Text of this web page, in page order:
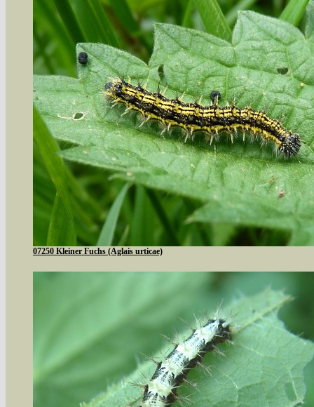
07250 Kleiner Fuchs (Aglais urticae)